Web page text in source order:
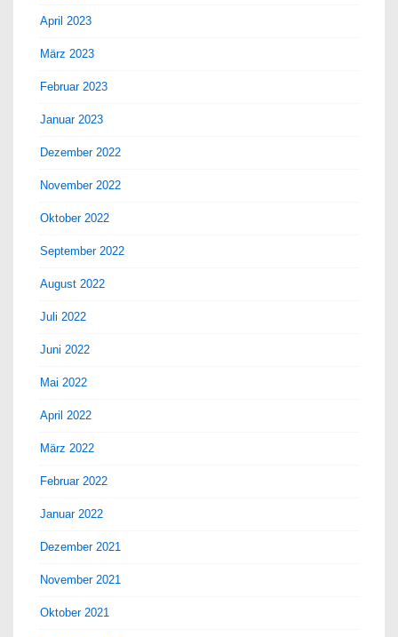
April 2023
März 2023
Februar 2023
Januar 2023
Dezember 2022
November 2022
Oktober 2022
September 2022
August 2022
Juli 2022
Juni 2022
Mai 2022
April 2022
März 2022
Februar 2022
Januar 2022
Dezember 2021
November 2021
Oktober 2021